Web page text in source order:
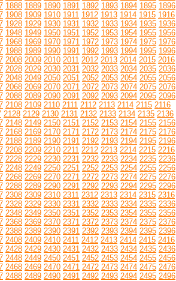
1888 1889 1890 1891 1892 1893 1894 1895 1896
1908 1909 1910 1911 1912 1913 1914 1915 1916
1928 1929 1930 1931 1932 1933 1934 1935 1936
1948 1949 1950 1951 1952 1953 1954 1955 1956
1968 1969 1970 1971 1972 1973 1974 1975 1976
1988 1989 1990 1991 1992 1993 1994 1995 1996
2008 2009 2010 2011 2012 2013 2014 2015 2016
2028 2029 2030 2031 2032 2033 2034 2035 2036
2048 2049 2050 2051 2052 2053 2054 2055 2056
2068 2069 2070 2071 2072 2073 2074 2075 2076
2088 2089 2090 2091 2092 2093 2094 2095 2096
2108 2109 2110 2111 2112 2113 2114 2115 2116
2128 2129 2130 2131 2132 2133 2134 2135 2136
2148 2149 2150 2151 2152 2153 2154 2155 2156
2168 2169 2170 2171 2172 2173 2174 2175 2176
2188 2189 2190 2191 2192 2193 2194 2195 2196
2208 2209 2210 2211 2212 2213 2214 2215 2216
2228 2229 2230 2231 2232 2233 2234 2235 2236
2248 2249 2250 2251 2252 2253 2254 2255 2256
2268 2269 2270 2271 2272 2273 2274 2275 2276
2288 2289 2290 2291 2292 2293 2294 2295 2296
2308 2309 2310 2311 2312 2313 2314 2315 2316
2328 2329 2330 2331 2332 2333 2334 2335 2336
2348 2349 2350 2351 2352 2353 2354 2355 2356
2368 2369 2370 2371 2372 2373 2374 2375 2376
2388 2389 2390 2391 2392 2393 2394 2395 2396
2408 2409 2410 2411 2412 2413 2414 2415 2416
2428 2429 2430 2431 2432 2433 2434 2435 2436
2448 2449 2450 2451 2452 2453 2454 2455 2456
2468 2469 2470 2471 2472 2473 2474 2475 2476
2488 2489 2490 2491 2492 2493 2494 2495 2496